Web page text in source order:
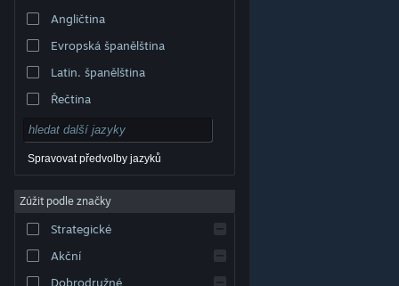
© Valve Corporation. Všechna práva vyhrazena.
příslušných subjektů v USA a dalších zemích.
Smlouva o užívání služby Steam
Cookies
Angličtina
Evropská španělština
Latin. španělština
Řečtina
Spravovat předvolby jazyků
Zúžit podle značky
Strategické
Akční
Dobrodružné